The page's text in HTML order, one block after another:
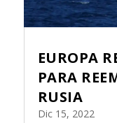
EUROPA
PARA
RUSIA
Dic 15, 2022